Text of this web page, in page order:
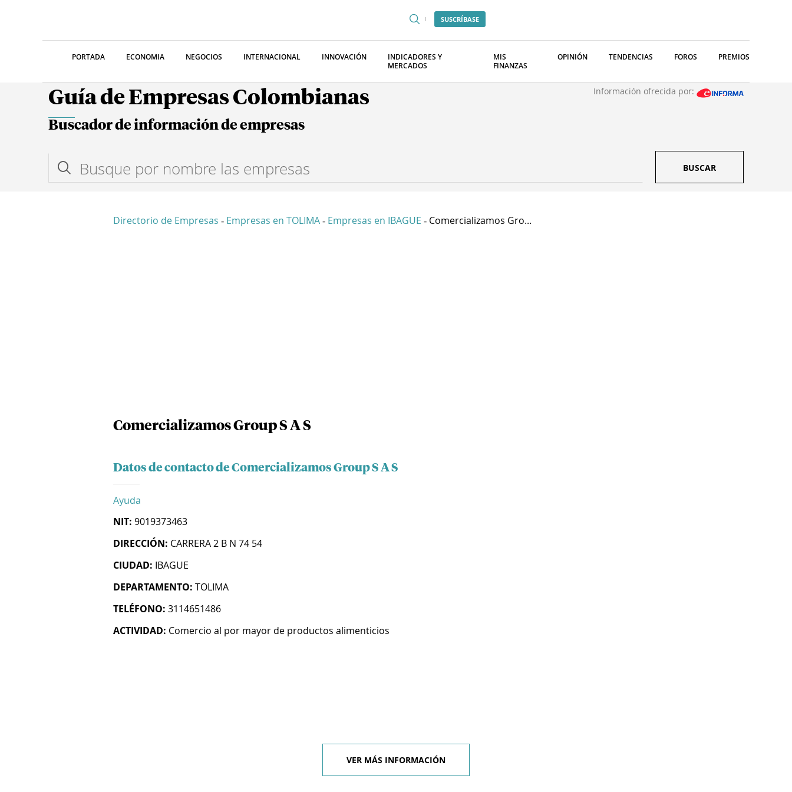
SUSCRÍBASE
PORTADA ECONOMIA NEGOCIOS INTERNACIONAL INNOVACIÓN
INDICADORES Y
MERCADOS
MIS
FINANZAS
OPINIÓN TENDENCIAS FOROS PREMIOS
Guía de Empresas Colombianas Información ofrecida por:
Buscador de información de empresas
BUSCAR
Directorio de Empresas - Empresas en TOLIMA - Empresas en IBAGUE - Comercializamos Gro...
Comercializamos Group S A S
Datos de contacto de Comercializamos Group S A S
Ayuda
NIT: 9019373463
DIRECCIÓN: CARRERA 2 B N 74 54
CIUDAD: IBAGUE
DEPARTAMENTO: TOLIMA
TELÉFONO: 3114651486
ACTIVIDAD: Comercio al por mayor de productos alimenticios
VER MÁS INFORMACIÓN